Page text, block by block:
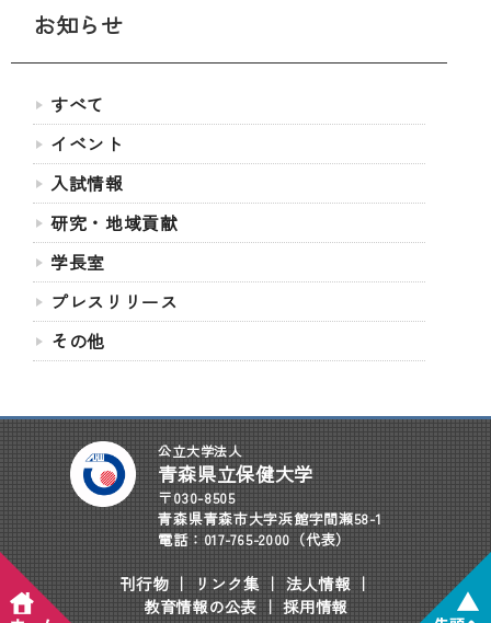
お知らせ
すべて
イベント
入試情報
研究・地域貢献
学長室
プレスリリース
その他
公立大学法人
青森県立保健大学
〒030-8505
青森県青森市大字浜館字間瀬58-1
電話：017-765-2000（代表）
刊行物｜ リンク集 ｜ 法人情報 ｜
教育情報の公表｜採用情報